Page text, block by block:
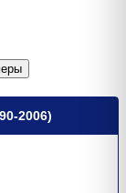
2006)